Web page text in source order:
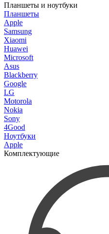
Планшеты и ноутбуки
Планшеты
Apple
Samsung
Xiaomi
Huawei
Microsoft
Asus
Blackberry
Google
LG
Motorola
Nokia
Sony
4Good
Ноутбуки
Apple
Комплектующие